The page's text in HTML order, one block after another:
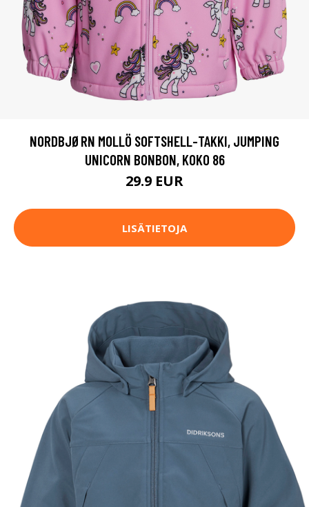
NORDBJØRN MOLLÖ SOFTSHELL-TAKKI, JUMPING
UNICORN BONBON, KOKO 86
29.9 EUR
LISÄTIETOJA